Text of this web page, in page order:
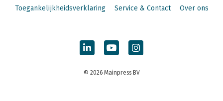
Toegankelijkheidsverklaring
Service & Contact Over ons
© 2026 Mainpress BV